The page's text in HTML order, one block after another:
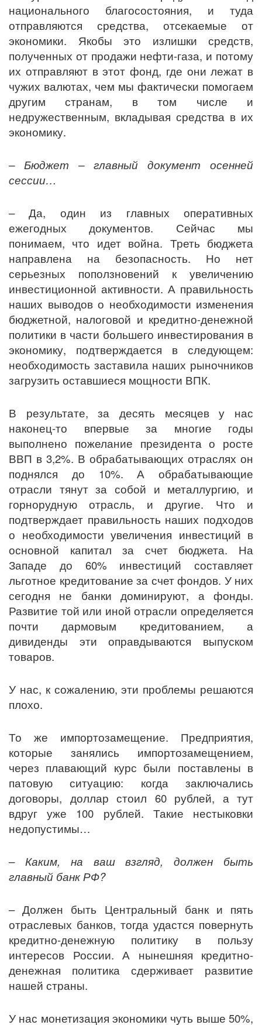
национального благосостояния, и туда
отправляются средства, отсекаемые от
экономики. Якобы это излишки средств,
полученных от продажи нефти-газа, и потому
их отправляют в этот фонд, где они лежат в
чужих валютах, чем мы фактически помогаем
другим странам, в том числе и
недружественным, вкладывая средства в их
экономику.
– Бюджет – главный документ осенней
сессии…
– Да, один из главных оперативных
ежегодных документов. Сейчас мы
понимаем, что идет война. Треть бюджета
направлена на безопасность. Но нет
серьезных поползновений к увеличению
инвестиционной активности. А правильность
наших выводов о необходимости изменения
бюджетной, налоговой и кредитно-денежной
политики в части большего инвестирования в
экономику, подтверждается в следующем:
необходимость заставила наших рыночников
загрузить оставшиеся мощности ВПК.
В результате, за десять месяцев у нас
наконец-то впервые за многие годы
выполнено пожелание президента о росте
ВВП в 3,2%. В обрабатывающих отраслях он
поднялся до 10%. А обрабатывающие
отрасли тянут за собой и металлургию, и
горнорудную отрасль, и другие. Что и
подтверждает правильность наших подходов
о необходимости увеличения инвестиций в
основной капитал за счет бюджета. На
Западе до 60% инвестиций составляет
льготное кредитование за счет фондов. У них
сегодня не банки доминируют, а фонды.
Развитие той или иной отрасли определяется
почти дармовым кредитованием, а
дивиденды эти оправдываются выпуском
товаров.
У нас, к сожалению, эти проблемы решаются
плохо.
То же импортозамещение. Предприятия,
которые занялись импортозамещением,
через плавающий курс были поставлены в
патовую ситуацию: когда заключались
договоры, доллар стоил 60 рублей, а тут
вдруг уже 100 рублей. Такие нестыковки
недопустимы…
– Каким, на ваш взгляд, должен быть
главный банк РФ?
– Должен быть Центральный банк и пять
отраслевых банков, тогда удастся повернуть
кредитно-денежную политику в пользу
интересов России. А нынешняя кредитно-
денежная политика сдерживает развитие
нашей страны.
У нас монетизация экономики чуть выше 50%,